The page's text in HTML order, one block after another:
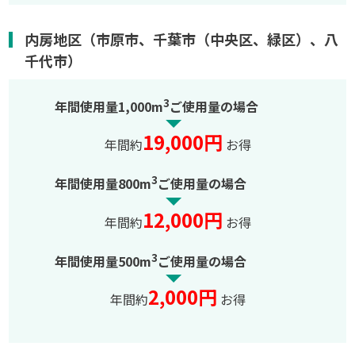
内房地区（市原市、千葉市（中央区、緑区）、八
千代市）
年間使用量1,000m3ご使用量の場合
年間約19,000円 お得
年間使用量800m3ご使用量の場合
年間約12,000円 お得
年間使用量500m3ご使用量の場合
年間約2,000円 お得